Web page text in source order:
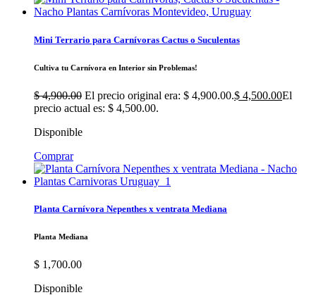
Mini Terrario para Carnívoras Cactus o Suculentas
Cultiva tu Carnívora en Interior sin Problemas!
$4,900.00 El precio original era: $ 4,900.00.$ 4,500.00El
precio actual es: $ 4,500.00.
Disponible
Comprar
Planta Carnívora Nepenthes x ventrata Mediana
Planta Mediana
$ 1,700.00
Disponible